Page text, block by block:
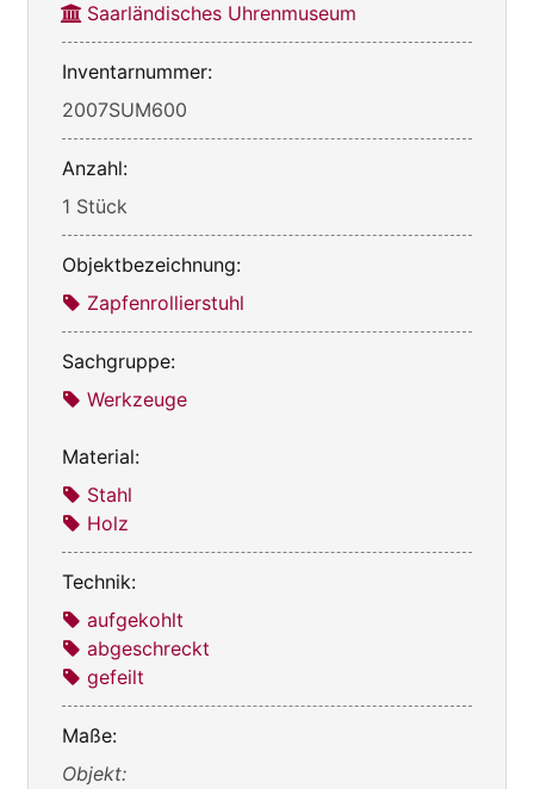
Saarländisches Uhrenmuseum
Inventarnummer:
2007SUM600
Anzahl:
1 Stück
Objektbezeichnung:
Zapfenrollierstuhl
Sachgruppe:
Werkzeuge
Material:
Stahl
Holz
Technik:
aufgekohlt
abgeschreckt
gefeilt
Maße:
Objekt: